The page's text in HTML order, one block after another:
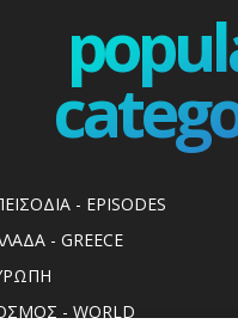
- EPISODES
- GREECE
- WORLD